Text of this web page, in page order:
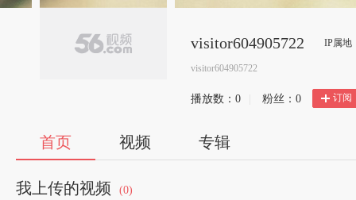
visitor604905722 IP属地
visitor604905722
播放数： 0 粉丝： 0 订阅
首页 视频 专辑
我上传的视频 (0)